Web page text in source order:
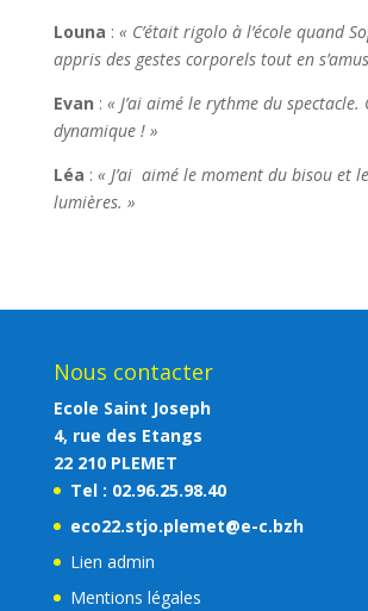
Louna : « C’était rigolo à l’école quand
appris des gestes corporels tout en
Evan : « J’ai aimé le rythme du spectacle.
dynamique ! »
Léa : « J’ai aimé le moment du bisou et
lumières. »
Nous contacter
Ecole Saint Joseph
4, rue des Etangs
22 210 PLEMET
Tel : 02.96.25.98.40
eco22.stjo.plemet@e-c.bzh
Lien admin
Mentions légales